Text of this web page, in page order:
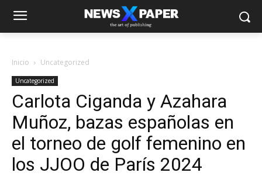
Inicio Uncategorized
Uncategorized
Carlota Ciganda y Azahara
Muñoz, bazas españolas en
el torneo de golf femenino en
los JJOO de París 2024